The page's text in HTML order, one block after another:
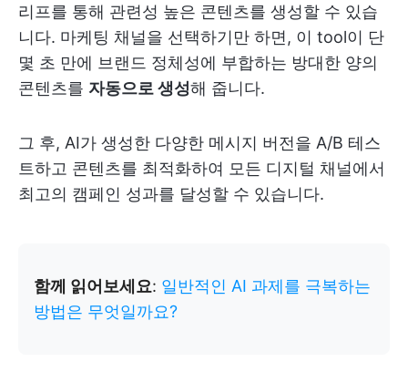
리프를 통해 관련성 높은 콘텐츠를 생성할 수 있습
니다. 마케팅 채널을 선택하기만 하면, 이 tool이 단
몇 초 만에 브랜드 정체성에 부합하는 방대한 양의
콘텐츠를 자동으로 생성해 줍니다.
그 후, AI가 생성한 다양한 메시지 버전을 A/B 테스
트하고 콘텐츠를 최적화하여 모든 디지털 채널에서
최고의 캠페인 성과를 달성할 수 있습니다.
함께 읽어보세요: 일반적인 AI 과제를 극복하는
방법은 무엇일까요?